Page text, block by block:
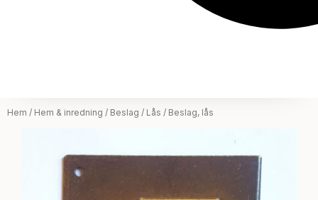
Hem / Hem & inredning / Beslag / Lås / Beslag, lås